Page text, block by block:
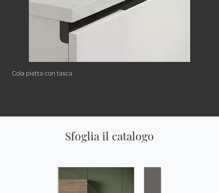
Gola piatta con tasca
Sfoglia il catalogo